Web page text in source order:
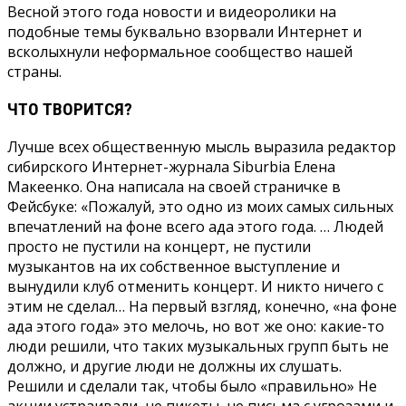
Весной этого года новости и видеоролики на
подобные темы буквально взорвали Интернет и
всколыхнули неформальное сообщество нашей
страны.
ЧТО ТВОРИТСЯ?
Лучше всех обществен­ную мысль выразила ре­дактор
сибирского Интер­нет-журнала Siburbia Елена
Макеенко. Она написала на своей страничке в
Фейсбу­ке: «Пожалуй, это одно из моих самых сильных
впе­чатлений на фоне всего ада этого года. … Людей
просто не пустили на концерт, не пустили
музыкантов на их собственное выступление и
вынудили клуб отменить концерт. И никто ничего с
этим не сделал… На первый взгляд, конечно, «на фоне
ада этого года» это мелочь, но вот же оно: какие-то
люди решили, что таких музыкальных групп быть не
должно, и другие люди не должны их слушать.
Решили и сделали так, чтобы было «правильно» Не